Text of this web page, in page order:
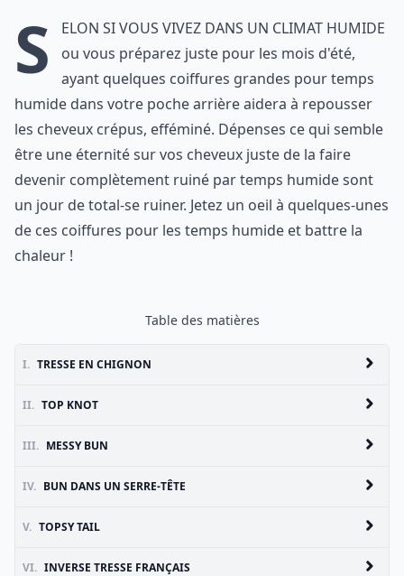
S
elon si vous vivez dans un climat humide
ou vous préparez juste pour les mois d'été,
ayant quelques coiffures grandes pour temps
humide dans votre poche arrière aidera à repousser
les cheveux crépus, efféminé. Dépenses ce qui semble
être une éternité sur vos cheveux juste de la faire
devenir complètement ruiné par temps humide sont
un jour de total-se ruiner. Jetez un oeil à quelques-unes
de ces coiffures pour les temps humide et battre la
chaleur !
Table des matières
I. TRESSE EN CHIGNON
II. TOP KNOT
III. MESSY BUN
IV. BUN DANS UN SERRE-TÊTE
V. TOPSY TAIL
VI. INVERSE TRESSE FRANÇAIS